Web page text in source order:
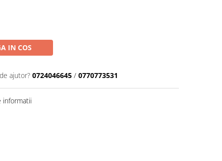
IN COS
ajutor? 0724046645 / 0770773531
informatii